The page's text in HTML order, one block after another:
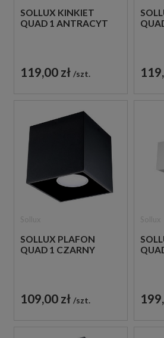
SOLLUX KINKIET
QUAD 1 ANTRACYT
119,00 zł szt.
SOLLUX PLAFON
QUAD 1 CZARNY
109,00 zł szt.